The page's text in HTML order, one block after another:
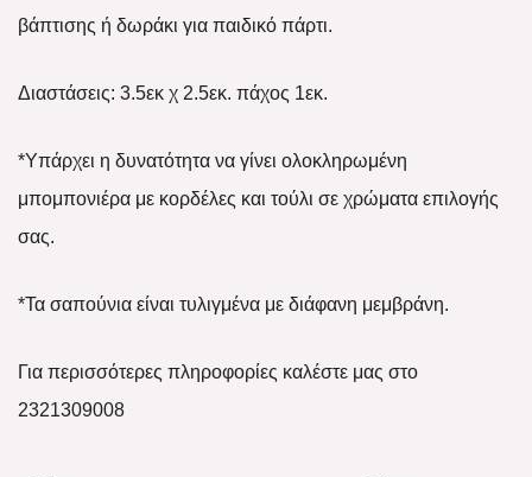
βάπτισης ή δωράκι για παιδικό πάρτι.
Διαστάσεις: 3.5εκ χ 2.5εκ. πάχος 1εκ.
*Υπάρχει η δυνατότητα να γίνει ολοκληρωμένη
μπομπονιέρα με κορδέλες και τούλι σε χρώματα επιλογής
σας.
*Τα σαπούνια είναι τυλιγμένα με διάφανη μεμβράνη.
Για περισσότερες πληροφορίες καλέστε μας στο
2321309008